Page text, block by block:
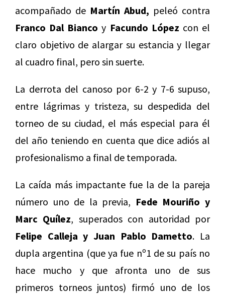
acompañado de Martín Abud, peleó contra
Franco Dal Bianco y Facundo López con el
claro objetivo de alargar su estancia y llegar
al cuadro final, pero sin suerte.
La derrota del canoso por 6-2 y 7-6 supuso,
entre lágrimas y tristeza, su despedida del
torneo de su ciudad, el más especial para él
del año teniendo en cuenta que dice adiós al
profesionalismo a final de temporada.
La caída más impactante fue la de la pareja
número uno de la previa, Fede Mouriño y
Marc Quílez, superados con autoridad por
Felipe Calleja y Juan Pablo Dametto. La
dupla argentina (que ya fue nº1 de su país no
hace mucho y que afronta uno de sus
primeros torneos juntos) firmó uno de los